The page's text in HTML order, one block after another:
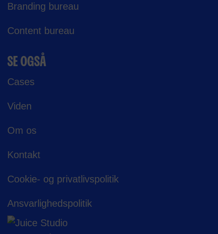
Branding bureau
Content bureau
SE OGSÅ
Cases
Viden
Om os
Kontakt
Cookie- og privatlivspolitik
Ansvarligheds­politik